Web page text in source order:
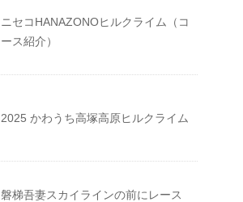
ニセコHANAZONOヒルクライム（コ
ース紹介）
2025 かわうち高塚高原ヒルクライム
磐梯吾妻スカイラインの前にレース